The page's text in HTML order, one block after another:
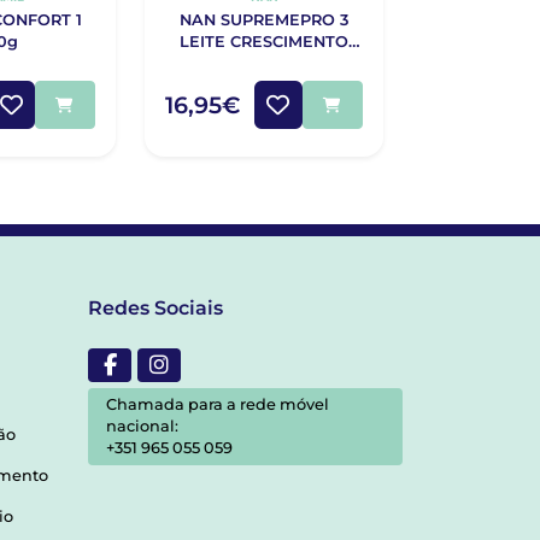
1
NAN SUPREMEPRO 3
LEITE CRESCIMENTO
16,95€
Redes Sociais
Chamada para a rede móvel
nacional:
+351 965 055 059